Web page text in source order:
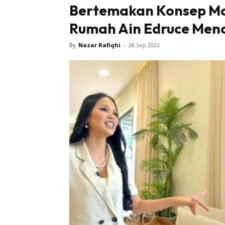
DIY
Bertemakan Konsep
Rumah Ain Edruce
By Nazar Rafiqhi - 28 Sep 2022